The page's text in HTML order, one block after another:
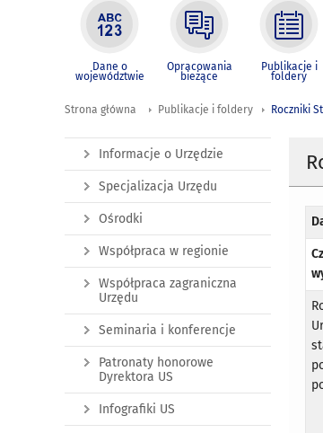
Dane o
województwie
Opracowania
bieżące
Publikacje i
foldery
Strona główna Publikacje i foldery Roczniki
Informacje o Urzędzie
Specjalizacja Urzędu
Ośrodki
Współpraca w regionie
Współpraca zagraniczna
Urzędu
Seminaria i konferencje
Patronaty honorowe
Dyrektora US
Infografiki US